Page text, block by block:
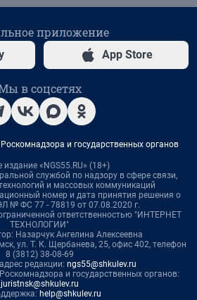
приложение
App Store
в соцсетях
и государственных органов
издание «NGS55.RU» (18+)
службой по надзору в сфере связи,
и массовых коммуникаций
номер и дата принятия решения о
№ ФС 77 - 78819 от 07.08.2020 г.
ответственностью "ИНТЕРНЕТ
ТЕХНОЛОГИИ"
Назарчук Ангелина Алексеевна
ул. Т. К. Щербанева, 25, офис 402, телефон
8 (3812) 38-08-69
редакции: ngs55@shkulev.ru
и государственных органов:
juristnsk@shkulev.ru
help@shkulev.ru